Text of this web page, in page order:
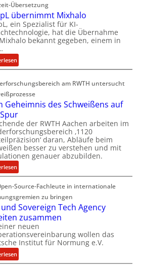
v
a
-
M
a
r
i
a
G
e
z
w
i
r
d
A
r
e
a
V
c
e
P
r
Übersetzung
übernimmt Mixhalo
ein Spezialist für KI-
hat die Übernahme
bekannt gegeben, einem in
:
D
p
L
b
e
r
n
m
m
M
h
a
o
am RWTH untersucht
Geheimnis des Schweißens auf
der RWTH Aachen arbeiten im
‚1120
daran, Abläufe beim
besser zu verstehen und mit
genauer abzubilden.
:
D
e
m
G
e
h
e
m
n
Source-Fachleute in internationale
zu bringen
Sovereign Tech Agency
zusammen
neuen
wollen das
Institut für Normung e.V.
:
D